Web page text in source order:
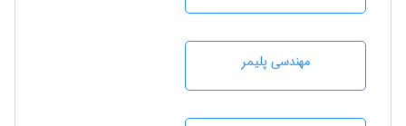
مهندسی پليمر